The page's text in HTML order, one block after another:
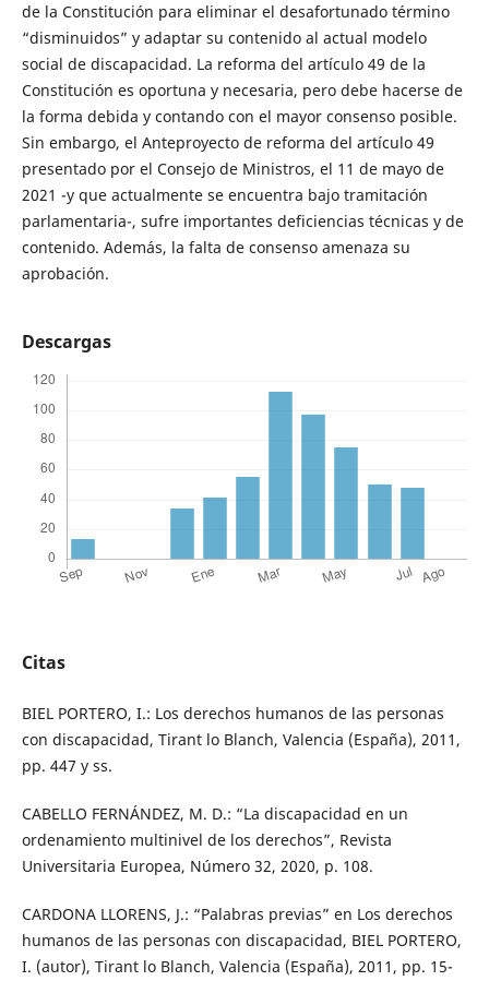
de la Constitución para eliminar el desafortunado término
“disminuidos” y adaptar su contenido al actual modelo
social de discapacidad. La reforma del artículo 49 de la
Constitución es oportuna y necesaria, pero debe hacerse de
la forma debida y contando con el mayor consenso posible.
Sin embargo, el Anteproyecto de reforma del artículo 49
presentado por el Consejo de Ministros, el 11 de mayo de
2021 -y que actualmente se encuentra bajo tramitación
parlamentaria-, sufre importantes deficiencias técnicas y de
contenido. Además, la falta de consenso amenaza su
aprobación.
Descargas
Citas
BIEL PORTERO, I.: Los derechos humanos de las personas
con discapacidad, Tirant lo Blanch, Valencia (España), 2011,
pp. 447 y ss.
CABELLO FERNÁNDEZ, M. D.: “La discapacidad en un
ordenamiento multinivel de los derechos”, Revista
Universitaria Europea, Número 32, 2020, p. 108.
CARDONA LLORENS, J.: “Palabras previas” en Los derechos
humanos de las personas con discapacidad, BIEL PORTERO,
I. (autor), Tirant lo Blanch, Valencia (España), 2011, pp. 15-